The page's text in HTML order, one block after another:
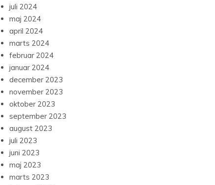
juli 2024
maj 2024
april 2024
marts 2024
februar 2024
januar 2024
december 2023
november 2023
oktober 2023
september 2023
august 2023
juli 2023
juni 2023
maj 2023
marts 2023